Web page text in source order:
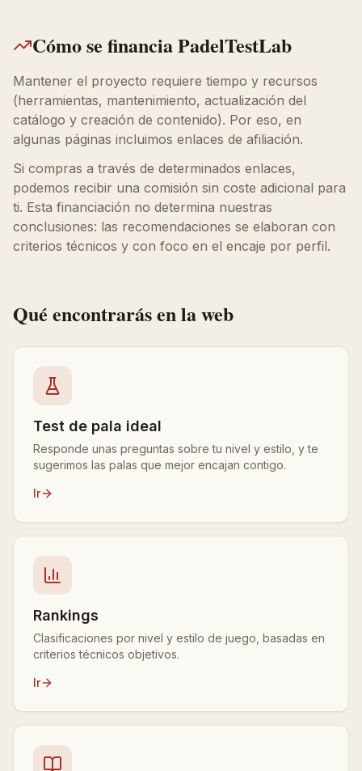
Cómo se financia PadelTestLab
Mantener el proyecto requiere tiempo y recursos
(herramientas, mantenimiento, actualización del
catálogo y creación de contenido). Por eso, en
algunas páginas incluimos enlaces de afiliación.
Si compras a través de determinados enlaces,
podemos recibir una comisión sin coste adicional para
ti. Esta financiación no determina nuestras
conclusiones: las recomendaciones se elaboran con
criterios técnicos y con foco en el encaje por perfil.
Qué encontrarás en la web
Test de pala ideal
Responde unas preguntas sobre tu nivel y estilo, y te
sugerimos las palas que mejor encajan contigo.
Ir
Rankings
Clasificaciones por nivel y estilo de juego, basadas en
criterios técnicos objetivos.
Ir